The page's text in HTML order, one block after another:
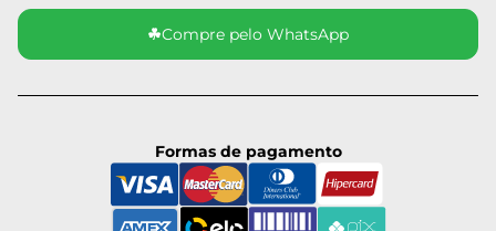
☘Compre pelo WhatsApp
Formas de pagamento